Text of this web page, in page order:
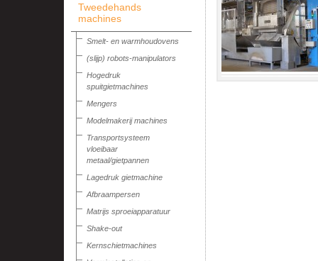
Tweedehands
machines
Smelt- en warmhoudovens
(slijp) robots-manipulators
Hogedruk
spuitgietmachines
Mengers
Modelmakerij machines
Transportsysteem
vloeibaar
metaal/gietpannen
Lagedruk gietmachine
Afbraampersen
Matrijs sproeiapparatuur
Shake-out
Kernschietmachines